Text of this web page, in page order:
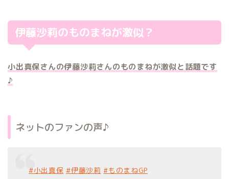
伊藤沙莉のものまねが激似？
小出真保さんの伊藤沙莉さんのものまねが激似と話題です
♪
ネットのファンの声♪
#小出真保 #伊藤沙莉 #ものまねGP